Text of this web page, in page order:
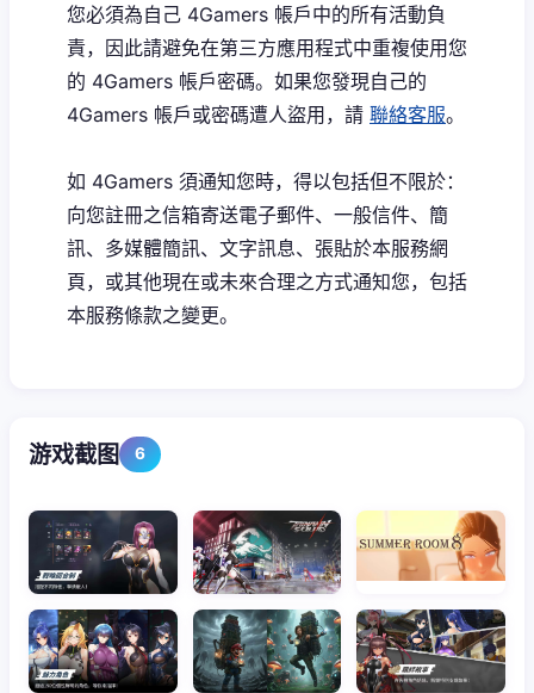
您必須為自己 4Gamers 帳戶中的所有活動負
責，因此請避免在第三方應用程式中重複使用您
的 4Gamers 帳戶密碼。如果您發現自己的
4Gamers 帳戶或密碼遭人盜用，請 聯絡客服。
如 4Gamers 須通知您時，得以包括但不限於：
向您註冊之信箱寄送電子郵件、一般信件、簡
訊、多媒體簡訊、文字訊息、張貼於本服務網
頁，或其他現在或未來合理之方式通知您，包括
本服務條款之變更。
游戏截图 6